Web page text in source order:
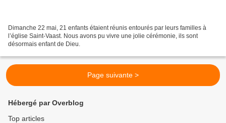
Dimanche 22 mai, 21 enfants étaient réunis entourés par leurs familles à
l’église Saint-Vaast. Nous avons pu vivre une jolie cérémonie, ils sont
désormais enfant de Dieu.
Page suivante >
Hébergé par Overblog
Top articles